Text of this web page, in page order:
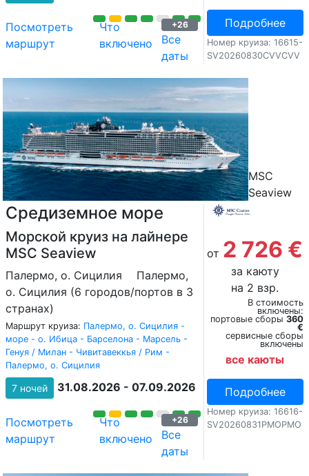
Посмотреть
маршрут
Что
включено
+26
Все
даты
Подробнее
Номер круиза: 16615-
SV20260830CVVCVV
MSC
Seaview
Средиземное море
Морской круиз на лайнере
MSC Seaview
Палермо, о. Сицилия
Палермо,
о. Сицилия (6 городов/портов в 3
странах)
Маршрут круиза: Палермо, о. Сицилия -
море - о. Ибица - Барселона - Марсель -
Генуя / Милан - Чивитавеккья / Рим -
Палермо, о. Сицилия
7 ночей 31.08.2026 - 07.09.2026
Посмотреть
маршрут
Что
включено
+26
Все
даты
от 2 726 €
за каюту
на 2 взр.
В стоимость
включены:
портовые сборы 360
€
сервисные сборы
включены
все каюты
Подробнее
Номер круиза: 16616-
SV20260831PMOPMO